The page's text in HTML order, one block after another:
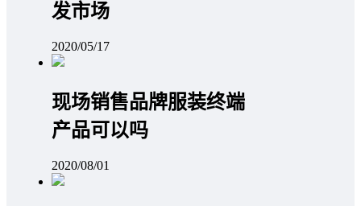
发市场
2020/05/17
现场销售品牌服装终端
产品可以吗
2020/08/01